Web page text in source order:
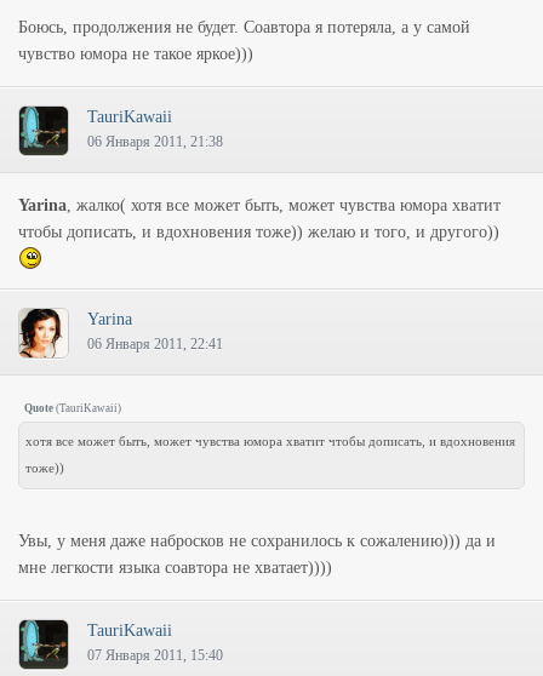
Боюсь, продолжения не будет. Соавтора я потеряла, а у самой
чувство юмора не такое яркое)))
TauriKawaii
06 Января 2011, 21:38
Yarina, жалко( хотя все может быть, может чувства юмора хватит
чтобы дописать, и вдохновения тоже)) желаю и того, и другого))
Yarina
06 Января 2011, 22:41
Quote (TauriKawaii)
хотя все может быть, может чувства юмора хватит чтобы дописать, и вдохновения
тоже))
Увы, у меня даже набросков не сохранилось к сожалению))) да и
мне легкости языка соавтора не хватает))))
TauriKawaii
07 Января 2011, 15:40